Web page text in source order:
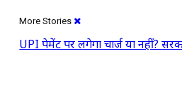
More Stories
UPI पेमेंट पर लगेगा चार्ज या नहीं?